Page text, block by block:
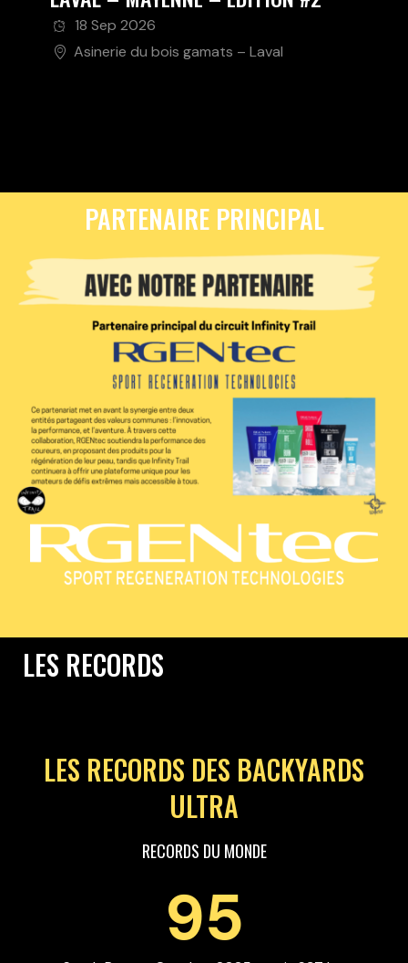
18 Sep 2026
Asinerie du bois gamats – Laval
PARTENAIRE PRINCIPAL
LES RECORDS
LES RECORDS DES BACKYARDS
ULTRA
RECORDS DU MONDE
95